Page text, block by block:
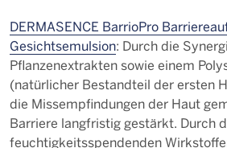
DERMASENCE BarrioPro
Gesichtsemulsion: Durch die
Pflanzenextrakten sowie einem
(natürlicher Bestandteil der ersten
die Missempfindungen der Haut
Barriere langfristig gestärkt. Durch
feuchtigkeitsspendenden